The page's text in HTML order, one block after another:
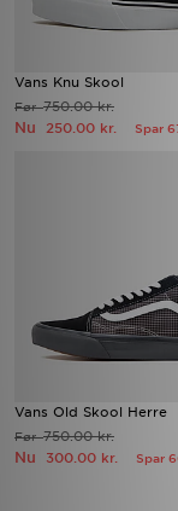
Vans Knu Skool
Før750.00 kr.
Nu 250.00 kr. Spar
Vans Old Skool Herre
Før750.00 kr.
Nu 300.00 kr. Spar